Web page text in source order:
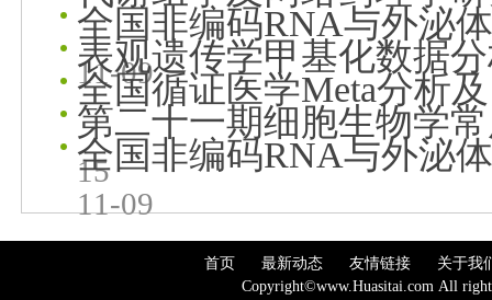
全国非编码RNA与外泌
11-09
表观遗传学甲基化数据
全国循证医学Meta分析
第二十一期细胞生物学
15
全国非编码RNA与外泌
11-09
首页 最新动态 友情链接
关于我
Copyright©www.Huasitai.com All